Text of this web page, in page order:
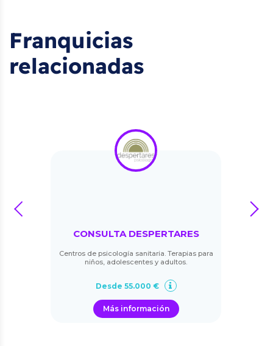
Franquicias
relacionadas
CONSULTA DESPERTARES
Centros de psicología sanitaria. Terapias para
niños, adolescentes y adultos.
Desde 55.000 €
Más información
prev next